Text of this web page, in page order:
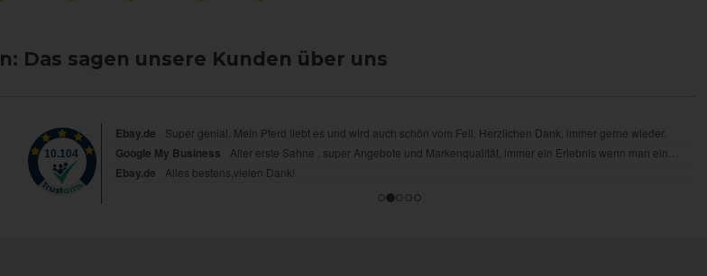
Das sagen unsere Kunden über uns